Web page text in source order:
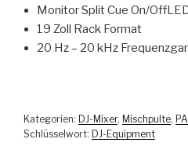
Monitor Split Cue On/
19 Zoll Rack Format
20 Hz – 20 kHz
Kategorien: DJ-Mixer, Mischpulte,
Schlüsselwort: DJ-Equipment